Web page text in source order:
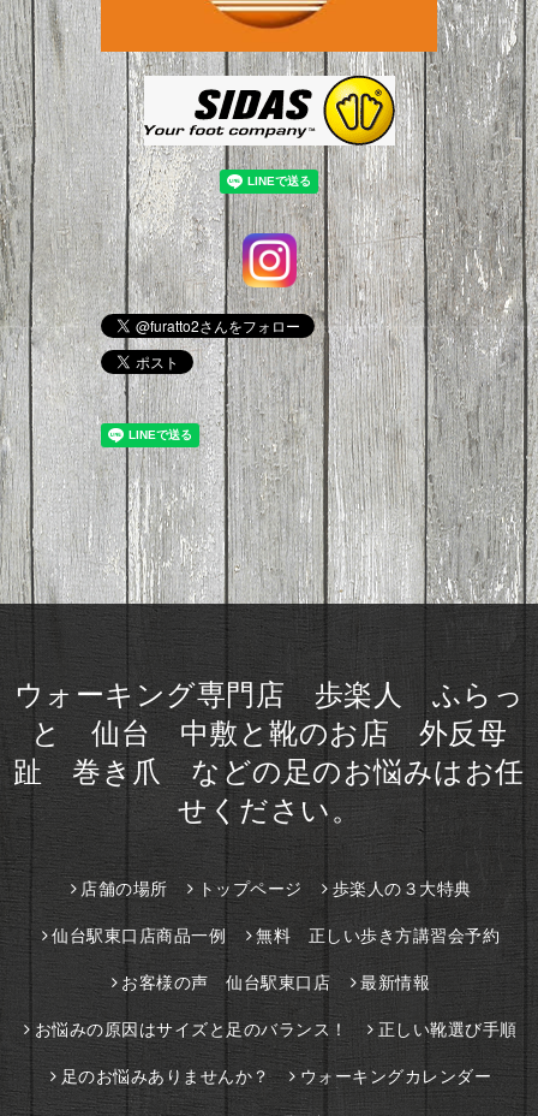
ウォーキング専門店 歩楽人 ふらっ
と 仙台 中敷と靴のお店 外反母
趾 巻き爪 などの足のお悩みはお任
せください。
店舗の場所 トップページ 歩楽人の３大特典
仙台駅東口店商品一例 無料 正しい歩き方講習会予約
お客様の声 仙台駅東口店 最新情報
お悩みの原因はサイズと足のバランス！ 正しい靴選び手順
足のお悩みありませんか？ ウォーキングカレンダー